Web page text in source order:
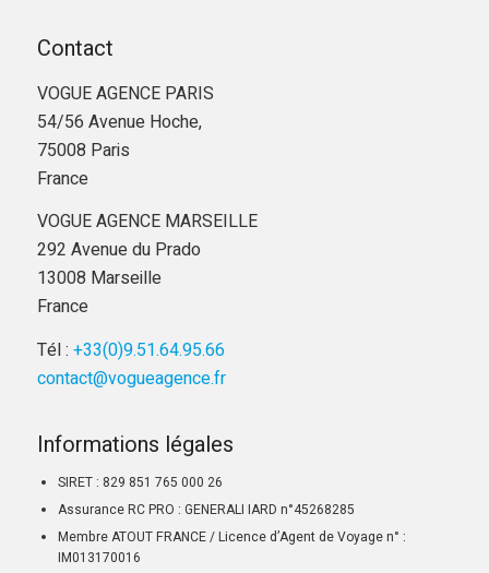
Contact
VOGUE AGENCE PARIS
54/56 Avenue Hoche,
75008 Paris
France
VOGUE AGENCE MARSEILLE
292 Avenue du Prado
13008 Marseille
France
Tél : +33(0)9.51.64.95.66
contact@vogueagence.fr
Informations légales
SIRET : 829 851 765 000 26
Assurance RC PRO : GENERALI IARD n°45268285
Membre ATOUT FRANCE / Licence d’Agent de Voyage n° :
IM013170016